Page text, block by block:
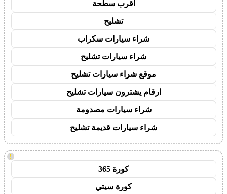
اقرب سطحة
تشليح
شراء سيارات سكراب
شراء سيارات تشليح
موقع شراء سيارات تشليح
ارقام يشترون سيارات تشليح
شراء سيارات مصدومة
شراء سيارات قديمة تشليح
!
كورة 365
كورة سيتي